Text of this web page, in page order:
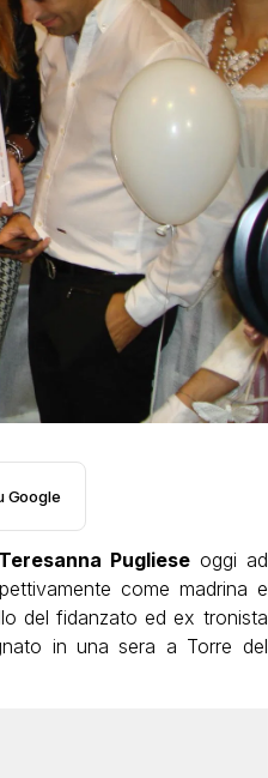
Google
Teresanna Pugliese oggi ad
come madrina e
del fidanzato ed ex tronista
in una sera a Torre del